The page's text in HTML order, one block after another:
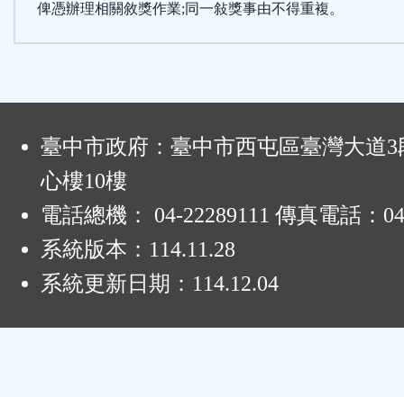
俾憑辦理相關敘獎作業;同一敍獎事由不得重複。
臺中市政府：臺中市西屯區臺灣大道3
心樓10樓
電話總機： 04-22289111 傳真電話：
系統版本： 114.11.28
系統更新日期： 114.12.04